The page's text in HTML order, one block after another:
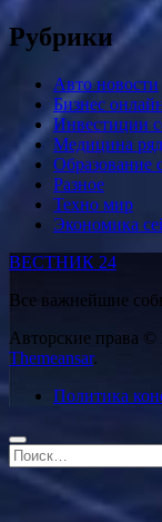
Рубрики
Авто новости
Бизнес
Инвестиции
Медицина
Образование
Разное
Техно мир
Экономика
ВЕСТНИК 24
Все важнейшие
Авторские права
Themeansar.
Политика
Найти: